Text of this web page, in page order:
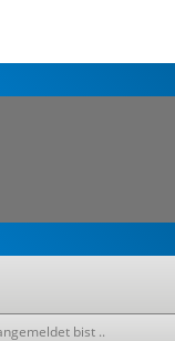
bist ..